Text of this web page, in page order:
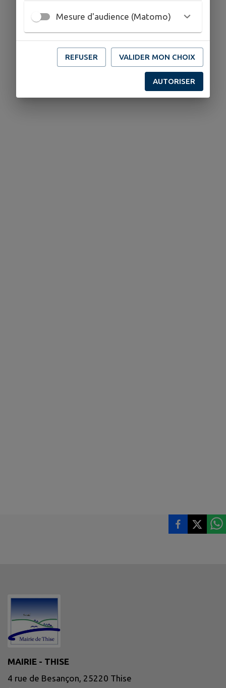
MAIRIE - THISE
4 rue de Besançon, 25220 Thise
Mesure d'audience (Matomo)
REFUSER VALIDER MON CHOIX
AUTORISER